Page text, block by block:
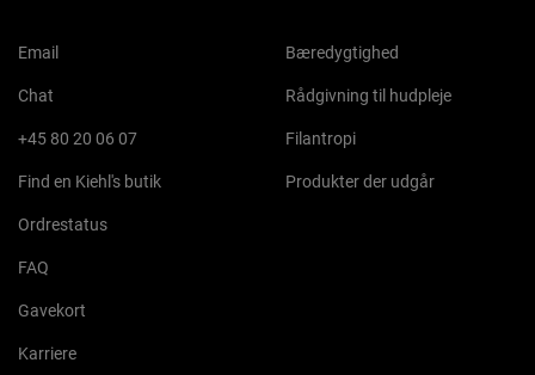
Email
Chat
+45 80 20 06 07
Find en Kiehl's butik
Ordrestatus
FAQ
Gavekort
Karriere
Bæredygtighed
Rådgivning til hudpleje
Filantropi
Produkter der udgår